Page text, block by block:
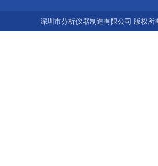
深圳市芬析仪器制造有限公司 版权